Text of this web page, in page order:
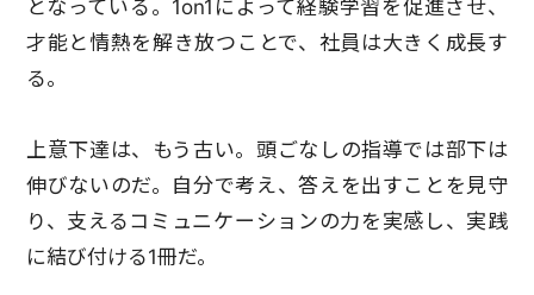
となっている。1on1によって経験学習を促進させ、
才能と情熱を解き放つことで、社員は大きく成長す
る。
上意下達は、もう古い。頭ごなしの指導では部下は
伸びないのだ。自分で考え、答えを出すことを見守
り、支えるコミュニケーションの力を実感し、実践
に結び付ける1冊だ。